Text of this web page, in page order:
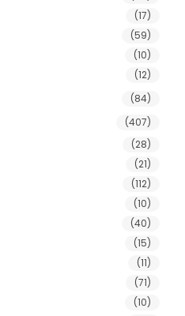
(17)
(59)
(10)
(12)
(84)
(407)
(28)
(21)
(112)
(10)
(40)
(15)
(11)
(71)
(10)